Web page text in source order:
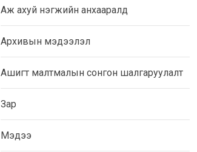
Аж ахуй нэгжийн анхааралд
Архивын мэдээлэл
Ашигт малтмалын сонгон шалгаруулалт
Зар
Мэдээ